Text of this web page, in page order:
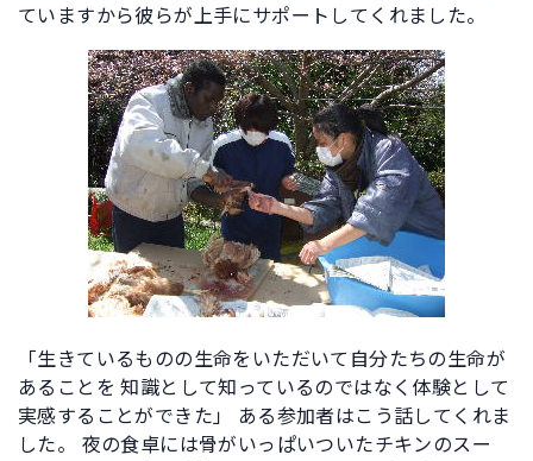
ていますから彼らが上手にサポートしてくれました。
「生きているものの生命をいただいて自分たちの生命が
あることを 知識として知っているのではなく体験として
実感することができた」 ある参加者はこう話してくれま
した。 夜の食卓には骨がいっぱいついたチキンのスー